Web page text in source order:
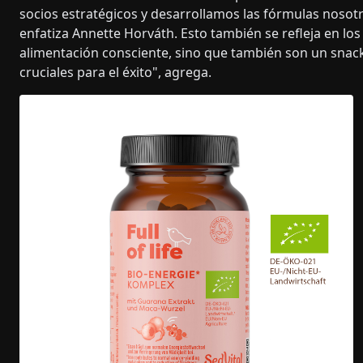
socios estratégicos y desarrollamos las fórmulas
enfatiza Annette Horváth. Esto también se refleja en
alimentación consciente, sino que también son un
cruciales para el éxito", agrega.